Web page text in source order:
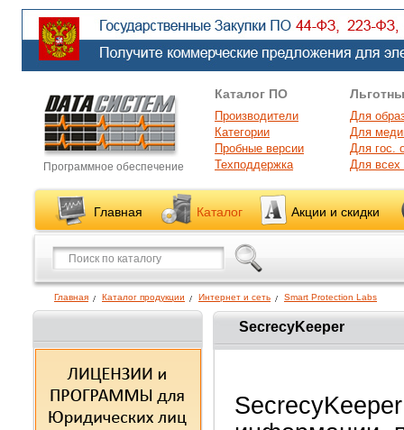
Программное обеспечение
Каталог ПО
Производители
Категории
Пробные версии
Техподдержка
Для
Для
Для гос.
Для
Главная Каталог Акции и скидки
Главная Каталог продукции Интернет и сеть Smart Protection Labs
SecrecyKeeper